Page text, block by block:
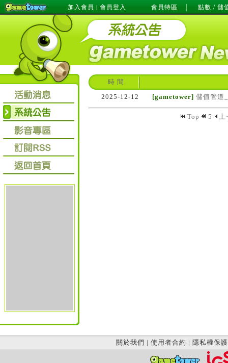
加入會員 | 會員登入 會員特區 點數 / 儲
時 間
2025-12-12
[gametower] 儲值管道
Top 5 上
關於我們 | 使用者合約 | 隱私權保護